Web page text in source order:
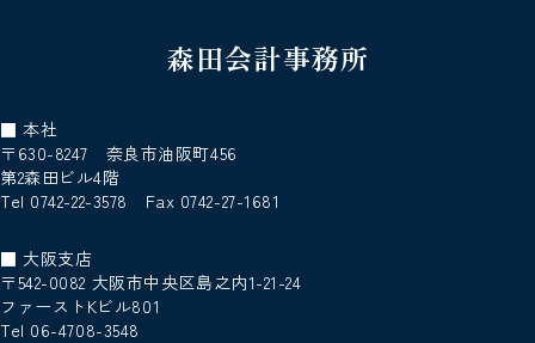
森田会計事務所
■ 本社
〒630-8247 奈良市油阪町456
第2森田ビル4階
Tel 0742-22-3578 Fax 0742-27-1681
■ 大阪支店
〒542-0082 大阪市中央区島之内1-21-24
ファーストKビル801
Tel 06-4708-3548